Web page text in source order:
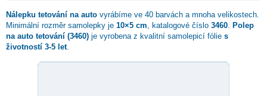
Nálepku tetování na auto vyrábíme ve 40 barvách a mnoha velikostech.
Minimální rozměr samolepky je 10×5 cm , katalogové číslo 3460
Polep
na auto tetování (3460) je vyrobena z kvalitní samolepicí fólie s
životností 3-5 let.